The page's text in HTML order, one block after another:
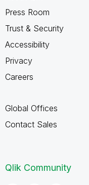
Press Room
Trust & Security
Accessibility
Privacy
Careers
Global Offices
Contact Sales
Qlik Community